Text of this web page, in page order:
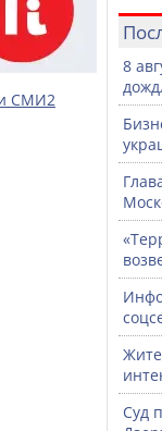
СМИ2
8
Суд